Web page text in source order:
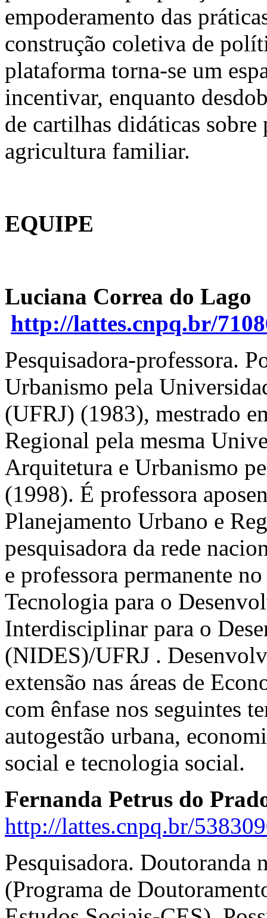
empoderamento das
construção coletiva de
plataforma torna-se um
incentivar, enquanto
de cartilhas didáticas
agricultura familiar.
EQUIPE
Luciana Correa do Lago
http://lattes.cnpq.br/
Pesquisadora-professora.
Urbanismo pela
(UFRJ) (1983), mestrado
Regional pela mesma
Arquitetura e Urbanismo
(1998). É professora
Planejamento Urbano e
pesquisadora da rede
e professora permanente
Tecnologia para o
Interdisciplinar para o
(NIDES)/UFRJ .
extensão nas áreas de
com ênfase nos seguintes
autogestão urbana,
social e tecnologia social.
Fernanda Petrus do
http://lattes.cnpq.br/
Pesquisadora. Doutoranda
(Programa de